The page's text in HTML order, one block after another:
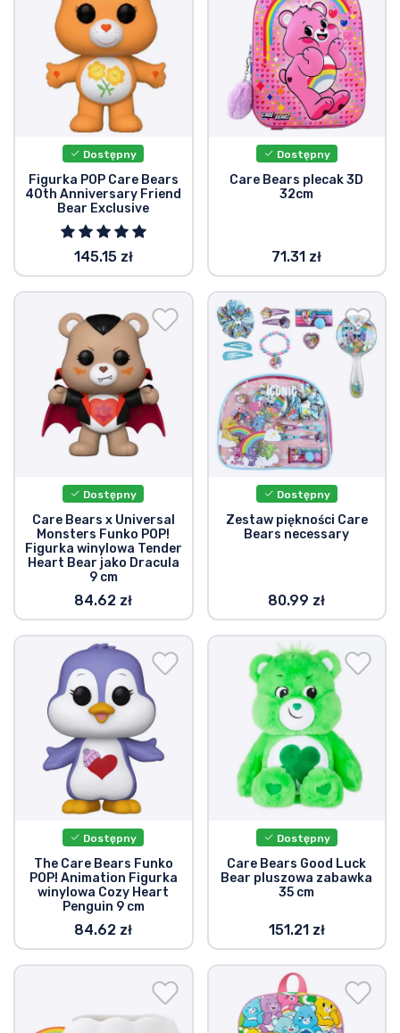
Dostępny
Figurka POP Care Bears
40th Anniversary Friend
Bear Exclusive
145.15 zł
Dostępny
Care Bears plecak 3D
32cm
71.31 zł
Dostępny
Care Bears x Universal
Monsters Funko POP!
Figurka winylowa Tender
Heart Bear jako Dracula
9 cm
84.62 zł
Dostępny
Zestaw piękności Care
Bears necessary
80.99 zł
Dostępny
The Care Bears Funko
POP! Animation Figurka
winylowa Cozy Heart
Penguin 9 cm
84.62 zł
Dostępny
Care Bears Good Luck
Bear pluszowa zabawka
35 cm
151.21 zł